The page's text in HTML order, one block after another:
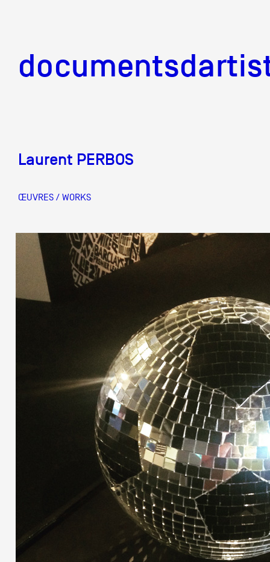
Équipe
Partenaires
Crédits
Actions
Documentation
Visites d'ateliers
Production vidéo
Laurent PERBOS
ŒUVRES / WORKS